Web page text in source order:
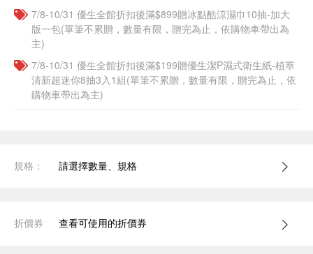
7/8-10/31 優生全館折扣後滿$899贈冰點酷涼濕巾10抽-加大
版一包(單筆不累贈，數量有限，贈完為止，依購物車帶出為
主)
7/8-10/31 優生全館折扣後滿$199贈優生潔P濕式衛生紙-植萃
清新超迷你8抽3入1組(單筆不累贈，數量有限，贈完為止，依
購物車帶出為主)
規格： 請選擇數量、規格
折價券 查看可使用的折價券